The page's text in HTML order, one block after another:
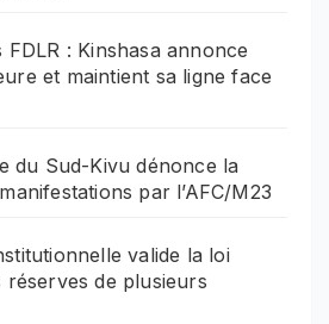
: Kinshasa annonce
et maintient sa ligne face
du Sud-Kivu dénonce la
par l’AFC/M23
valide la loi
de plusieurs